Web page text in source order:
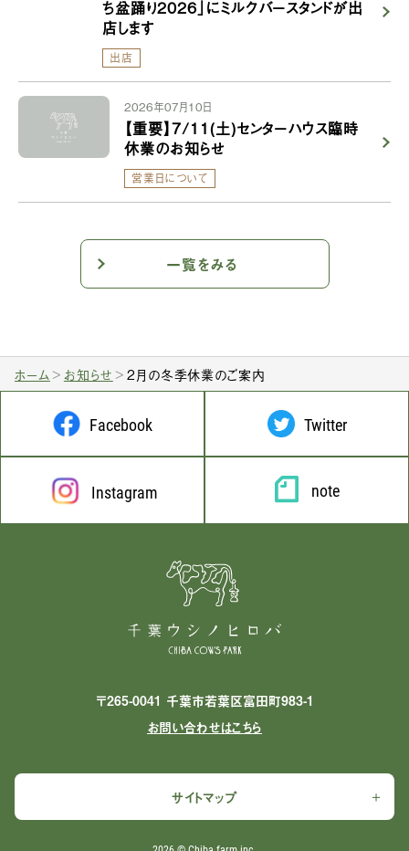
ち盆踊り2026」にミルクバースタンドが出
店します
出店
2026年07月10日
【重要】7/11(土)センターハウス臨時
休業のお知らせ
営業日について
一覧をみる
ホーム お知らせ 2月の冬季休業のご案内
Facebook Twitter
Instagram note
〒265-0041 千葉市若葉区富田町983-1
お問い合わせはこちら
サイトマップ